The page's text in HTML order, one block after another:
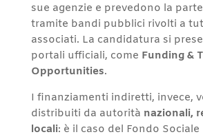
sue agenzie e prevedono la
tramite bandi pubblici rivolti a
associati. La candidatura si
portali ufficiali, come Funding &
Opportunities.
I finanziamenti indiretti, invece,
distribuiti da autorità nazionali,
locali: è il caso del Fondo Sociale